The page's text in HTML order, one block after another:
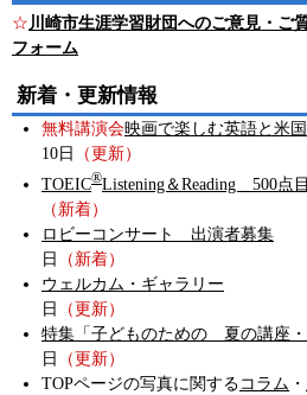
☆川崎市生涯学習財団へのご意見・ご
フォーム
新着・更新情報
無料講演会映画で楽しむ英語と米
10日
（更新）
TOEIC®Listening＆Reading 500点
（新着）
ロビーコンサート 出演者募集
日
（新着）
ウェルカム・ギャラリー
日
（更新）
特集「子どものための 夏の講座・
日
（更新）
TOPページの写真に関するコラム ・